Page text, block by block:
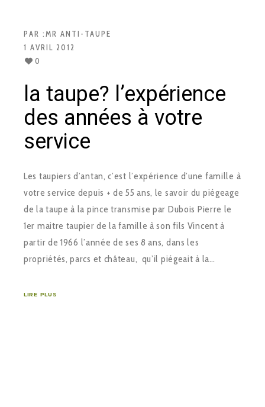
PAR :MR ANTI-TAUPE
1 AVRIL 2012
0
la taupe? l’expérience
des années à votre
service
Les taupiers d’antan, c’est l’expérience d’une famille à
votre service depuis + de 55 ans, le savoir du piégeage
de la taupe à la pince transmise par Dubois Pierre le
1er maitre taupier de la famille à son fils Vincent à
partir de 1966 l’année de ses 8 ans, dans les
propriétés, parcs et château, qu’il piégeait à la…
LIRE PLUS